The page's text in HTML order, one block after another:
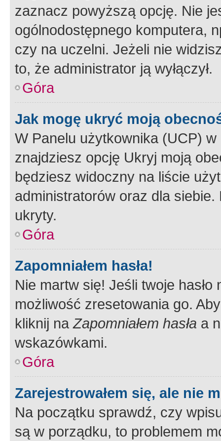
zaznacz powyższą opcję. Nie
ogólnodostępnego komputera,
czy na uczelni. Jeżeli nie
to, że administrator ją wyłączył.
Góra
Jak mogę ukryć moją
W Panelu użytkownika (UCP) w
znajdziesz opcję Ukryj moją
będziesz widoczny na liście
administratorów oraz dla
ukryty.
Góra
Zapomniałem hasła!
Nie martw się! Jeśli twoje
możliwość zresetowania go.
kliknij naZapomniałem hasła a
wskazówkami.
Góra
Zarejestrowałem się, ale nie
Na początku sprawdź, czy
są w porządku, to problemem